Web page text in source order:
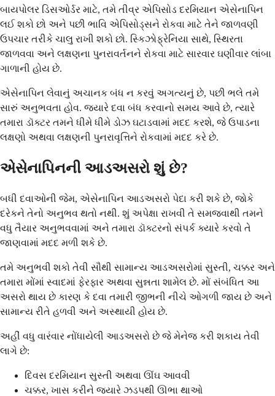
બાયપોલર ડિસઓર્ડર માટે, તમે તીવ્ર એપિસોડ દરમિયાન એસેનાપિન
લઈ શકો છો અને પછી ભાવિ એપિસોડ્સને રોકવા માટે તેને જાળવણી
ઉપચાર તરીકે ચાલુ રાખી શકો છો. સ્કિઝોફ્રેનિયા સાથે, સ્થિરતા
જાળવવા અને લક્ષણના પુનરાવર્તનને રોકવા માટે સારવાર ઘણીવાર લાંબા
ગાળાની હોય છે.
એસેનાપિન લેવાનું અચાનક બંધ ન કરવું અગત્યનું છે, પછી ભલે તમે
સારું અનુભવતા હોવ. જ્યારે દવા બંધ કરવાનો સમય આવે છે, ત્યારે
તમારા ડૉક્ટર તમને ધીમે ધીમે ડોઝ ઘટાડવામાં મદદ કરશે, જે ઉપાડના
લક્ષણો અથવા લક્ષણની પુનરાવૃત્તિને રોકવામાં મદદ કરે છે.
એસેનાપિનની આડઅસરો શું છે?
બધી દવાઓની જેમ, એસેનાપિન આડઅસરો પેદા કરી શકે છે, જોકે
દરેકને તેનો અનુભવ થતો નથી. શું અપેક્ષા રાખવી તે સમજવાથી તમને
વધુ તૈયાર અનુભવવામાં અને તમારા ડૉક્ટરનો સંપર્ક ક્યારે કરવો તે
જાણવામાં મદદ મળી શકે છે.
તમે અનુભવી શકો તેવી સૌથી સામાન્ય આડઅસરોમાં સુસ્તી, ચક્કર અને
તમારા મોંમાં સ્વાદમાં ફેરફાર અથવા સુન્નતા શામેલ છે. મોં સંબંધિત આ
અસરો થાય છે કારણ કે દવા તમારી જીભની નીચે ઓગળી જાય છે અને
સામાન્ય રીતે હળવી અને અસ્થાયી હોય છે.
અહીં વધુ વારંવાર નોંધાયેલી આડઅસરો છે જે મેનેજ કરી શકાય તેવી
લાગે છે:
દિવસ દરમિયાન સુસ્તી અથવા ઊંઘ આવવી
ચક્કર, ખાસ કરીને જ્યારે ઝડપથી ઊભા થાઓ